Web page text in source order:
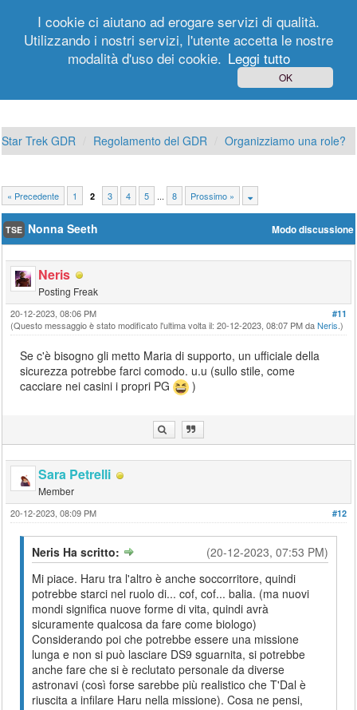
Registrati
Star Trek GDR Regolamento del GDR Organizziamo una role?
« Precedente 1 2 3 4 5 ... 8 Prossimo »
Modo discussione
TSE Nonna Seeth
Neris
Posting Freak
#11
20-12-2023, 08:06 PM
(Questo messaggio è stato modificato l'ultima volta il: 20-12-2023, 08:07 PM daNeris .)
Se c'è bisogno gli metto Maria di supporto, un ufficiale della
sicurezza potrebbe farci comodo. u.u (sullo stile, come
cacciare nei casini i propri PG
)
Sara Petrelli
Member
#12
20-12-2023, 08:09 PM
(20-12-2023, 07:53 PM)
Neris Ha scritto:
Mi piace. Haru tra l'altro è anche soccorritore, quindi
potrebbe starci nel ruolo di... cof, cof... balia. (ma nuovi
mondi significa nuove forme di vita, quindi avrà
sicuramente qualcosa da fare come biologo)
Considerando poi che potrebbe essere una missione
lunga e non si può lasciare DS9 sguarnita, si potrebbe
anche fare che si è reclutato personale da diverse
astronavi (così forse sarebbe più realistico che T'Dal è
riuscita a infilare Haru nella missione). Cosa ne pensi,
I cookie ci aiutano ad erogare servizi di qualità.
Utilizzando i nostri servizi, l'utente accetta le nostre
modalità d'uso dei cookie. Leggi tutto
OK